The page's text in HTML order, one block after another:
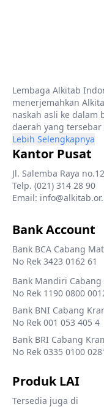
Lembaga Alkitab
menerjemahkan
naskah asli ke dalam
daerah yang
Lebih Selengkapnya
Kantor Pusat
Jl. Salemba Raya
Telp. (021) 314 28 90
Email:
Bank Account
Bank BCA Cabang
No Rek 3423 0162 61
Bank Mandiri Cabang
No Rek 1190 0800
Bank BNI Cabang
No Rek 001 053 405 4
Bank BRI Cabang
No Rek 0335 0100
Produk LAI
Tersedia juga di